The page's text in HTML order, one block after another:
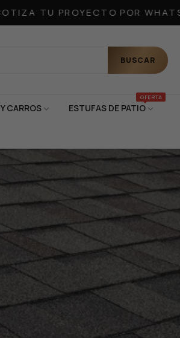
TU PROYECTO POR WHATSAPP
BUSCAR
CARROS ESTUFAS DE PATIO
OFERTA